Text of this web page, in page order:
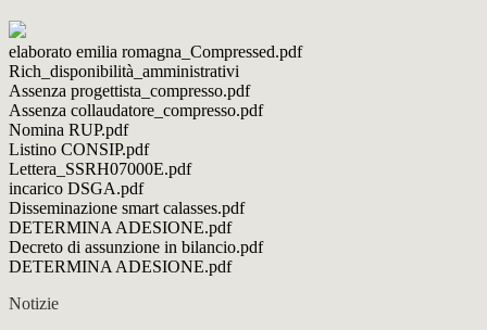
elaborato emilia romagna_Compressed.pdf
Rich_disponibilità_amministrativi
Assenza progettista_compresso.pdf
Assenza collaudatore_compresso.pdf
Nomina RUP.pdf
Listino CONSIP.pdf
Lettera_SSRH07000E.pdf
incarico DSGA.pdf
Disseminazione smart calasses.pdf
DETERMINA ADESIONE.pdf
Decreto di assunzione in bilancio.pdf
DETERMINA ADESIONE.pdf
Notizie